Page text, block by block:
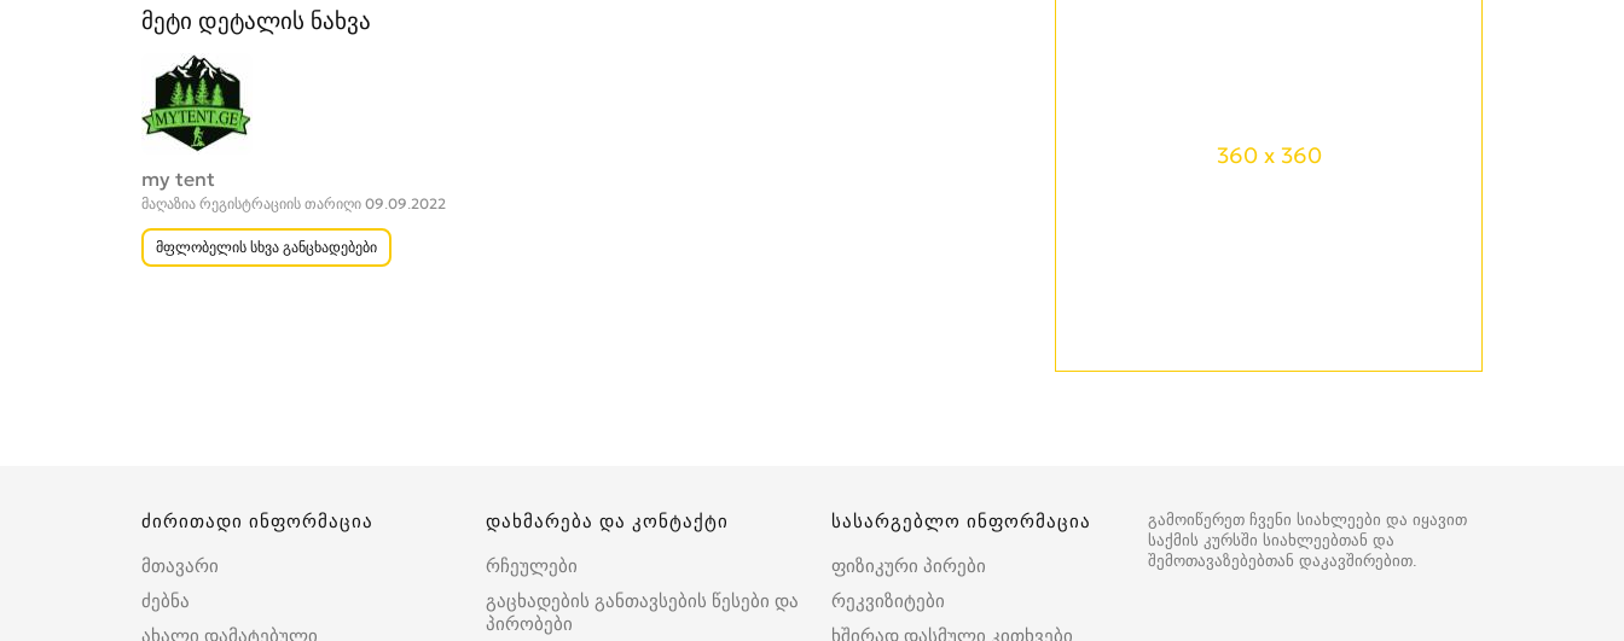
360 x 360
მეტი დეტალის ნახვა
my tent
მაღაზია რეგისტრაციის თარიღი 09.09.2022
მფლობელის სხვა განცხადებები
გამოიწერეთ ჩვენი სიახლეები და იყავით
საქმის კურსში სიახლეებთან და
შემოთავაზებებთან დაკავშირებით.
ძირითადი ინფორმაცია
მთავარი
ძებნა
ახალი დამატებული
დახმარება და კონტაქტი
რჩეულები
გაცხადების განთავსების წესები და
პირობები
სასარგებლო ინფორმაცია
ფიზიკური პირები
რეკვიზიტები
ხშირად დასმული კითხვები